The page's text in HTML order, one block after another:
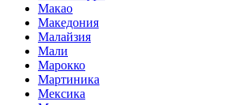
Макао
Македония
Малайзия
Мали
Марокко
Мартиника
Мексика